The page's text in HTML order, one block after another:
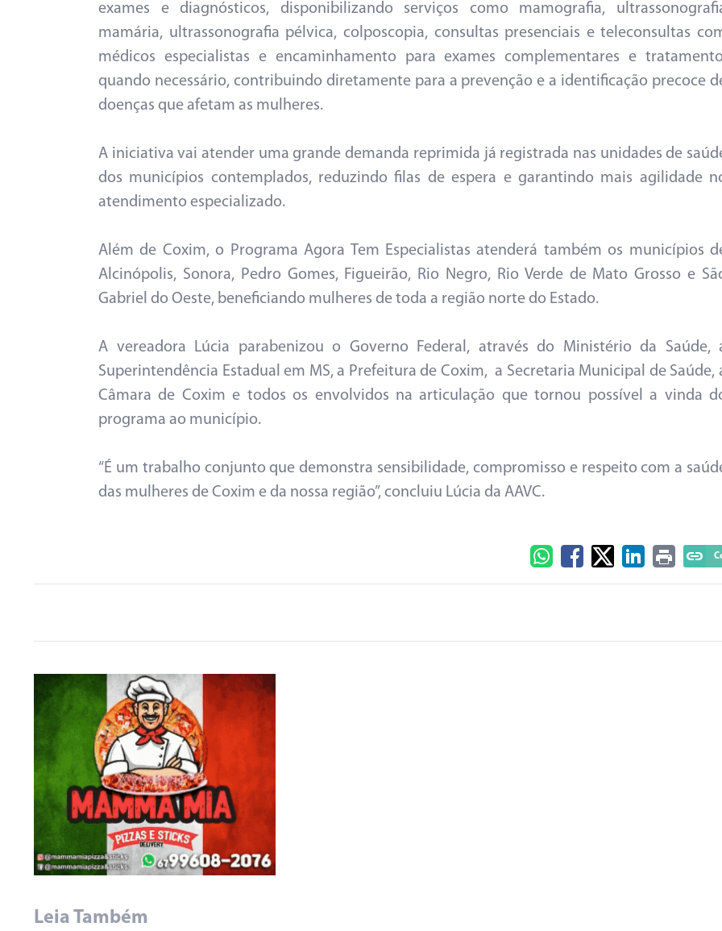
exames e diagnósticos, disponibilizando serviços como mamografia,
mamária, ultrassonografia pélvica, colposcopia, consultas presenciais e teleconsultas
médicos especialistas e encaminhamento para exames complementares e
quando necessário, contribuindo diretamente para a prevenção e a identificação precoce
doenças que afetam as mulheres.
A iniciativa vai atender uma grande demanda reprimida já registrada nas unidades de
dos municípios contemplados, reduzindo filas de espera e garantindo mais agilidade
atendimento especializado.
Além de Coxim, o Programa Agora Tem Especialistas atenderá também os municípios
Alcinópolis, Sonora, Pedro Gomes, Figueirão, Rio Negro, Rio Verde de Mato Grosso e
Gabriel do Oeste, beneficiando mulheres de toda a região norte do Estado.
A vereadora Lúcia parabenizou o Governo Federal, através do Ministério da Saúde,
Superintendência Estadual em MS, a Prefeitura de Coxim, a Secretaria Municipal de Saúde,
Câmara de Coxim e todos os envolvidos na articulação que tornou possível a vinda
programa ao município.
“É um trabalho conjunto que demonstra sensibilidade, compromisso e respeito com a
das mulheres de Coxim e da nossa região”, concluiu Lúcia da AAVC.
Leia Também